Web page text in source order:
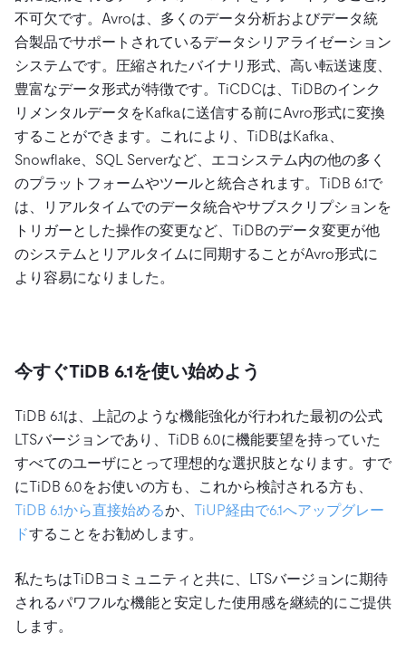
不可欠です。Avroは、多くのデータ分析およびデータ統
合製品でサポートされているデータシリアライゼーション
システムです。圧縮されたバイナリ形式、高い転送速度、
豊富なデータ形式が特徴です。TiCDCは、TiDBのインク
リメンタルデータをKafkaに送信する前にAvro形式に変換
することができます。これにより、TiDBはKafka、
Snowflake、SQL Serverなど、エコシステム内の他の多く
のプラットフォームやツールと統合されます。TiDB 6.1で
は、リアルタイムでのデータ統合やサブスクリプションを
トリガーとした操作の変更など、TiDBのデータ変更が他
のシステムとリアルタイムに同期することがAvro形式に
より容易になりました。
今すぐTiDB 6.1を使い始めよう
TiDB 6.1は、上記のような機能強化が行われた最初の公式
LTSバージョンであり、TiDB 6.0に機能要望を持っていた
すべてのユーザにとって理想的な選択肢となります。すで
にTiDB 6.0をお使いの方も、これから検討される方も、
TiDB 6.1から直接始めるか、 TiUP経由で6.1へアップグレー
ドすることをお勧めします。
私たちはTiDBコミュニティと共に、LTSバージョンに期待
されるパワフルな機能と安定した使用感を継続的にご提供
します。